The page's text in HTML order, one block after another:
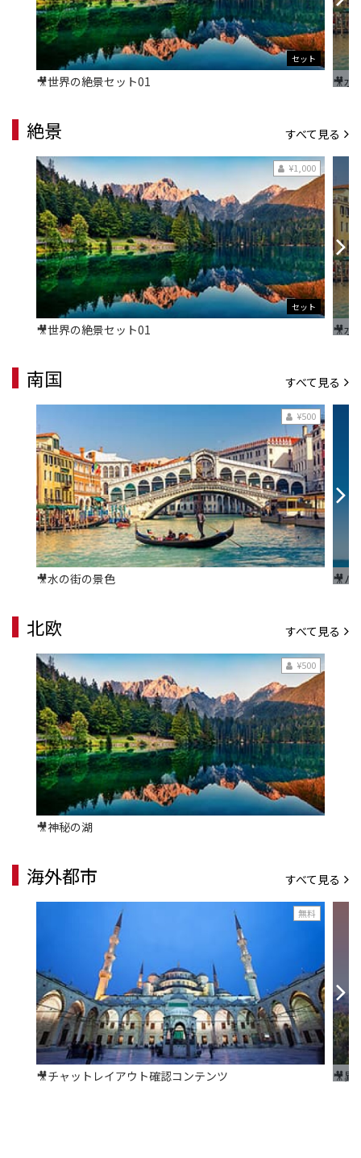
セット
🎥世界の絶景セット01 🎥水
絶景 すべて見る
セット
🎥世界の絶景セット01
¥1,000
🎥水
南国 すべて見る
🎥水の街の景色
¥500
🎥ハ
北欧 すべて見る
🎥神秘の湖
¥500
海外都市 すべて見る
🎥チャットレイアウト確認コンテンツ
無料
🎥異